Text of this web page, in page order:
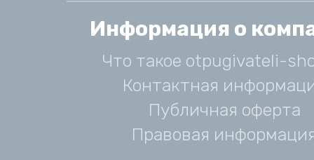
Информация о
Что такое otpugivateli-
Контактная
Публичная оферта
Правовая